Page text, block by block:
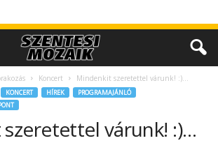
Koncert Mindenkit szeretettel várunk! :)…
KONCERT HÍREK
PROGRAMAJÁNLÓ
várunk! :)…